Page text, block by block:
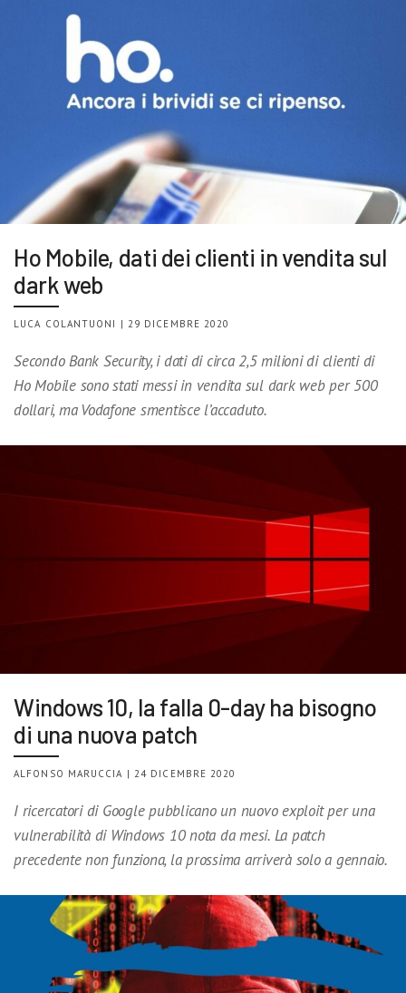
Ho Mobile, dati dei clienti in vendita sul
dark web
LUCA COLANTUONI | 29 DICEMBRE 2020
Secondo Bank Security, i dati di circa 2,5 milioni di clienti di
Ho Mobile sono stati messi in vendita sul dark web per 500
dollari, ma Vodafone smentisce l’accaduto.
Windows 10, la falla 0-day ha bisogno
di una nuova patch
ALFONSO MARUCCIA | 24 DICEMBRE 2020
I ricercatori di Google pubblicano un nuovo exploit per una
vulnerabilità di Windows 10 nota da mesi. La patch
precedente non funziona, la prossima arriverà solo a gennaio.